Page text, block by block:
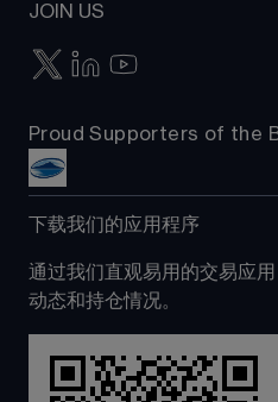
JOIN US
Proud Supporters of the
下载我们的应用程序
通过我们直观易用的交易应
动态和持仓情况。